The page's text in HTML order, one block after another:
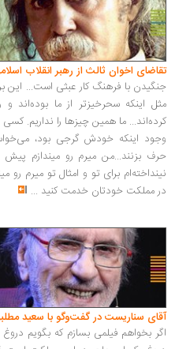
اخوان ثالث از رهبر انقلاب اسلامی
با فرهنگ کار عبثی است... این برادران
اینکه سحرخیزتر از ما بوده‌اند و
ما همین چیزها را نداریم. کسی نداریم
اینکه خودش گرجی بود، می‌خواست
بزنند...من میرم رو میندازم پیش آقای
برای تو و امثال تو میرم رو
مملکت خودتان خدمت کنید...
سناریست در گفت‌وگو با سعید مطلبی
بخواهم فیلمی بسازم که بگویم دروغ چیز